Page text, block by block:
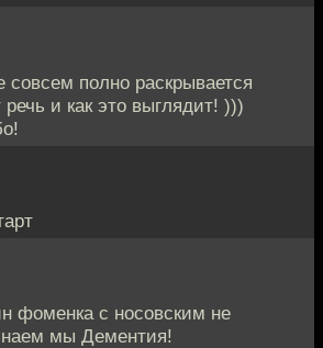
совсем полно раскрывается
и как это выглядит! )))
фоменка с носовским не
мы Дементия!